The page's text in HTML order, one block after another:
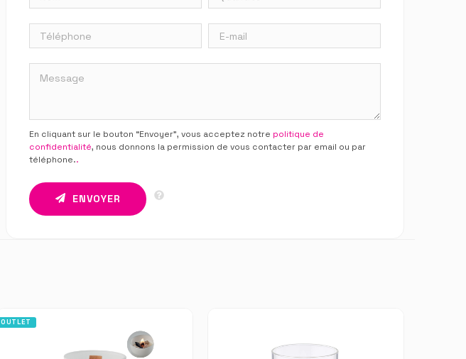
En cliquant sur le bouton “Envoyer”, vous acceptez notre politique de
confidentialité, nous donnons la permission de vous contacter par email ou par
téléphone..
ENVOYER
OUTLET